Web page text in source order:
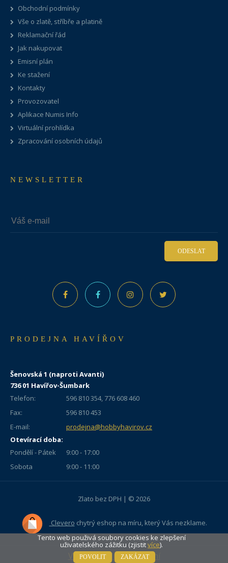
Obchodní podmínky
Vše o zlatě, stříbře a platině
Reklamační řád
Jak nakupovat
Emisní plán
Ke stažení
Kontakty
Provozovatel
Aplikace Numis Info
Virtuální prohlídka
Zpracování osobních údajů
NEWSLETTER
ODESLAT
PRODEJNA HAVÍŘOV
Šenovská 1 (naproti Avanti)
736 01 Havířov-Šumbark
Telefon:
596 810 354, 776 608 460
Fax:
596 810 453
E-mail:
prodejna@hobbyhavirov.cz
Otevírací doba:
Pondělí - Pátek
9:00 - 17:00
Sobota
9:00 - 11:00
Zlato bez DPH | © 2026
Clevero chytrý eshop na míru, který Vás nezklame.
Vypni mobilní zobrazení
Tento web použivá soubory cookies ke zlepšení
uživatelského zážitku (zjistitvíce).
POVOLIT ZAKÁZAT